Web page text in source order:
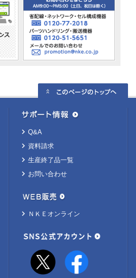
Q&A
資料請求
生産終了品一覧
お問い合わせ
ＮＫＥオンライン